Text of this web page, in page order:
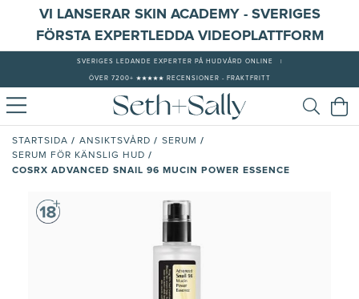
VI LANSERAR SKIN ACADEMY - SVERIGES
FÖRSTA EXPERTLEDDA VIDEOPLATTFORM
SVERIGES LEDANDE EXPERTER PÅ HUDVÅRD ONLINE
ÖVER 7200+ ★★★★★ RECENSIONER - FRAKTFRITT
STARTSIDA / ANSIKTSVÅRD / SERUM /
SERUM FÖR KÄNSLIG HUD /
COSRX ADVANCED SNAIL 96 MUCIN POWER ESSENCE